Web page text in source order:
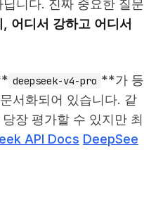
니다. 진짜 중요한 질문
어디서 강하고 어디서
deepseek-v4-pro **가 등
서화되어 있습니다. 같
장 평가할 수 있지만 최
API Docs DeepSee